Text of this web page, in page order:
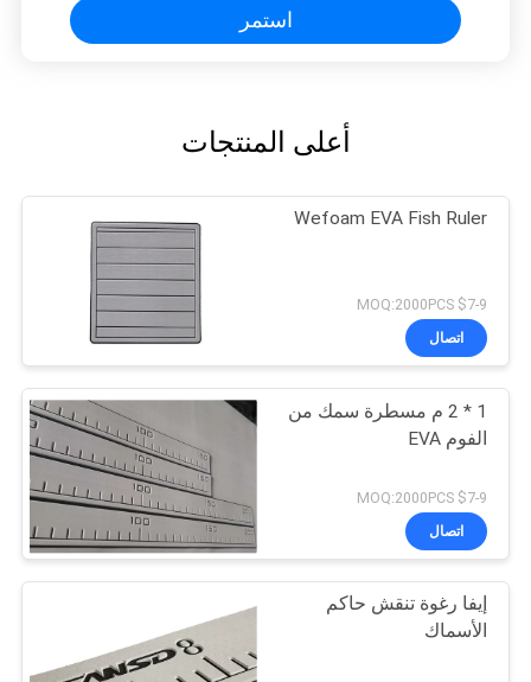
استمر
أعلى المنتجات
Wefoam EVA Fish Ruler
$7-9 MOQ:2000PCS
اتصال
1 * 2 م مسطرة سمك من
الفوم EVA
$7-9 MOQ:2000PCS
اتصال
إيفا رغوة تنقش حاكم
الأسماك